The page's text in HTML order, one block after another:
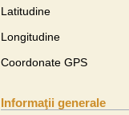
Latitudine
Longitudine
Coordonate GPS
Informaţii generale